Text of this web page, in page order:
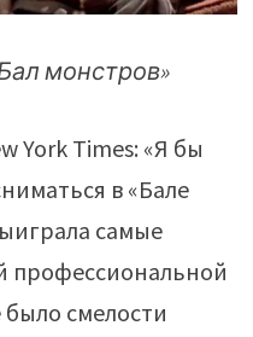
монстров»
York Times: «Я бы
в «Бале
самые
профессиональной
смелости